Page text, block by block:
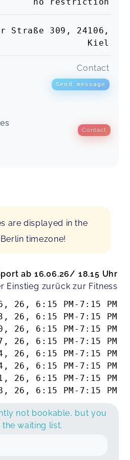
no restriction
Straße 309, 24106,
Kiel
Contact
Send message
Contact
are displayed in the
timezone!
ab 16.06.26/ 18.15 Uhr
Einstieg zurück zur Fitness
26 , 6:15 PM - 7:15 PM
26 , 6:15 PM - 7:15 PM
26 , 6:15 PM - 7:15 PM
26 , 6:15 PM - 7:15 PM
26 , 6:15 PM - 7:15 PM
26 , 6:15 PM - 7:15 PM
26 , 6:15 PM - 7:15 PM
26 , 6:15 PM - 7:15 PM
not bookable, but you
waiting list.